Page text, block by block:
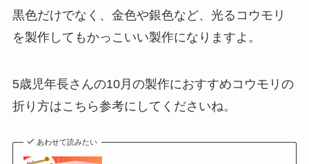
黒色だけでなく、金色や銀色など、光るコウモリ
を製作してもかっこいい製作になりますよ。
5歳児年長さんの10月の製作におすすめコウモリの
折り方はこちら参考にしてくださいね。
あわせて読みたい